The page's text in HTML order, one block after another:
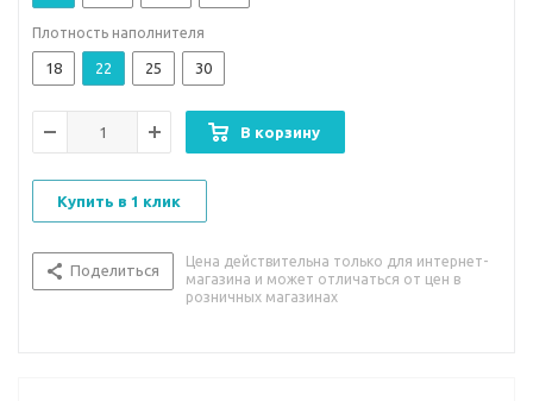
Плотность наполнителя
18 22 25 30
В корзину
Купить в 1 клик
Поделиться
Цена действительна только для интернет-
магазина и может отличаться от цен в
розничных магазинах